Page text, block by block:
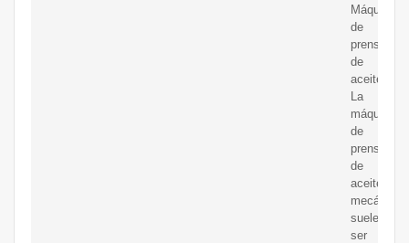
Máquina
de
prensa
de
aceite.
La
máquina
de
prensa
de
aceite
mecánica
suele
ser